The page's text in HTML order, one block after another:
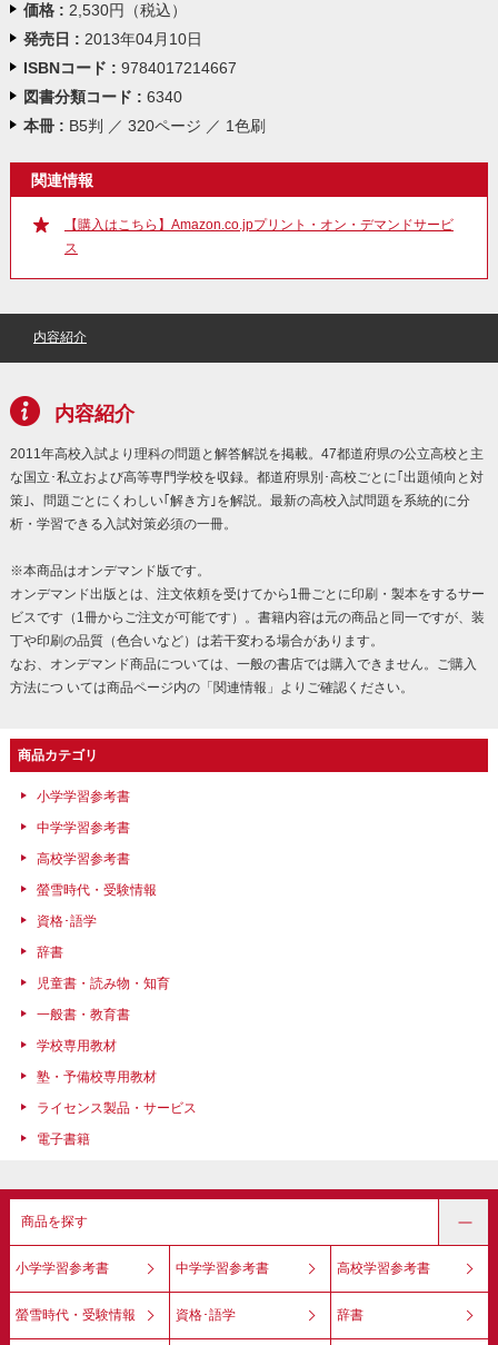
価格 : 2,530円（税込）
発売日 : 2013年04月10日
ISBNコード : 9784017214667
図書分類コード : 6340
本冊 : B5判 ／ 320ページ ／ 1色刷
関連情報
【購入はこちら】Amazon.co.jpプリント・オン・デマンドサービ
ス
内容紹介
内容紹介
2011年高校入試より理科の問題と解答解説を掲載。47都道府県の公立高校と主
な国立･私立および高等専門学校を収録。都道府県別･高校ごとに｢出題傾向と対
策｣、問題ごとにくわしい｢解き方｣を解説。最新の高校入試問題を系統的に分
析・学習できる入試対策必須の一冊。
※本商品はオンデマンド版です。
オンデマンド出版とは、注文依頼を受けてから1冊ごとに印刷・製本をするサー
ビスです（1冊からご注文が可能です）。書籍内容は元の商品と同一ですが、装
丁や印刷の品質（色合いなど）は若干変わる場合があります。
なお、オンデマンド商品については、一般の書店では購入できません。ご購入
方法につ いては商品ページ内の「関連情報」よりご確認ください。
商品カテゴリ
小学学習参考書
中学学習参考書
高校学習参考書
螢雪時代・受験情報
資格･語学
辞書
児童書・読み物・知育
一般書・教育書
学校専用教材
塾・予備校専用教材
ライセンス製品・サービス
電子書籍
商品を探す
小学学習参考書 中学学習参考書 高校学習参考書
螢雪時代・受験情報 資格･語学 辞書